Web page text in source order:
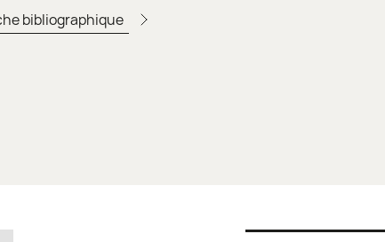
bibliographique